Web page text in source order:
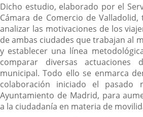
Dicho estudio, elaborado por el
Cámara de Comercio de
analizar las motivaciones de los
de ambas ciudades que trabajan al
y establecer una línea
comparar diversas actuaciones
municipal. Todo ello se enmarca
colaboración iniciado el
Ayuntamiento de Madrid, para
a la ciudadanía en materia de